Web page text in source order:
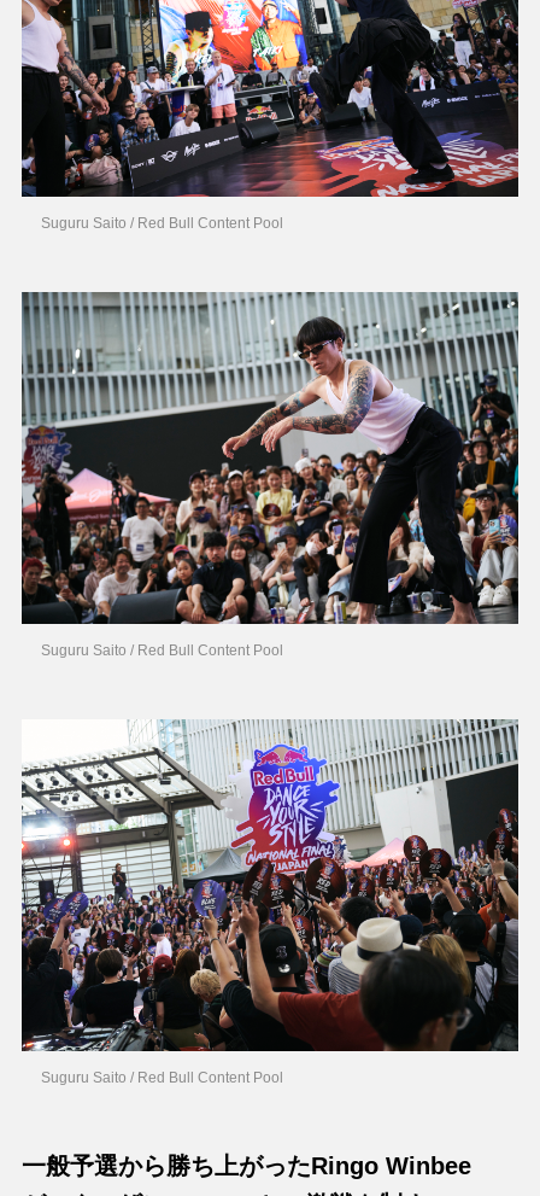
Suguru Saito / Red Bull Content Pool
Suguru Saito / Red Bull Content Pool
Suguru Saito / Red Bull Content Pool
一般予選から勝ち上がったRingo Winbee